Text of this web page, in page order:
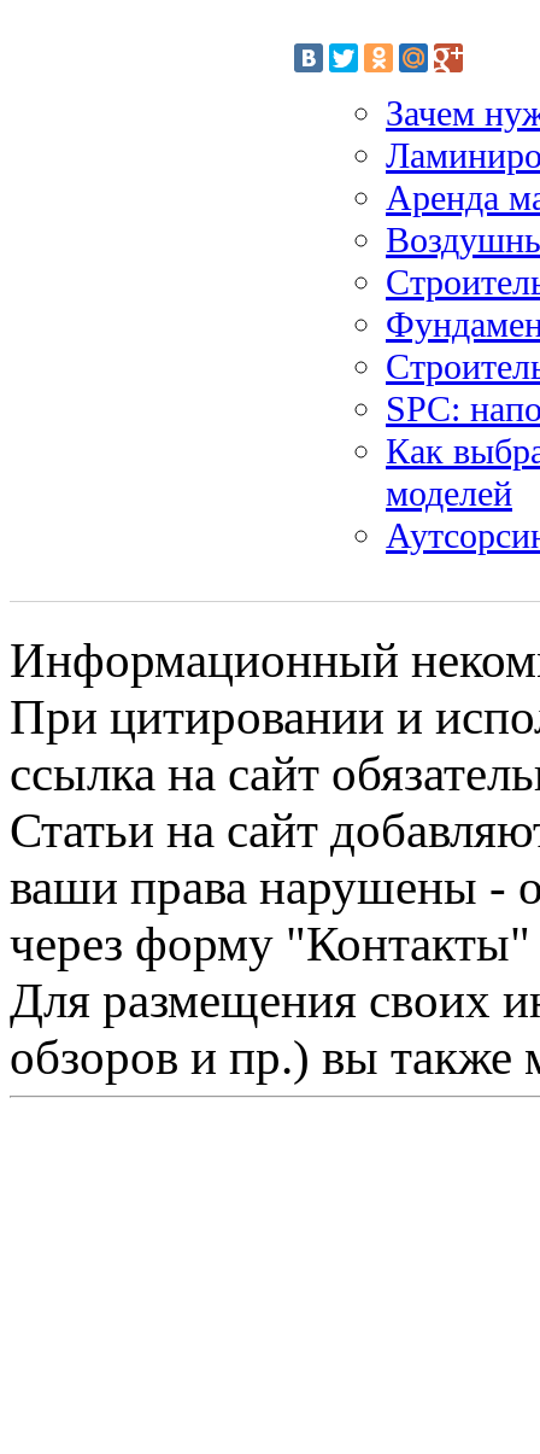
Зачем
Аренда
SPC:
Как
моделей
Информационный
При цитировании и
ссылка на сайт
Статьи на сайт
ваши права нарушены -
через форму "Контакты"
Для размещения своих
обзоров и пр.) вы также